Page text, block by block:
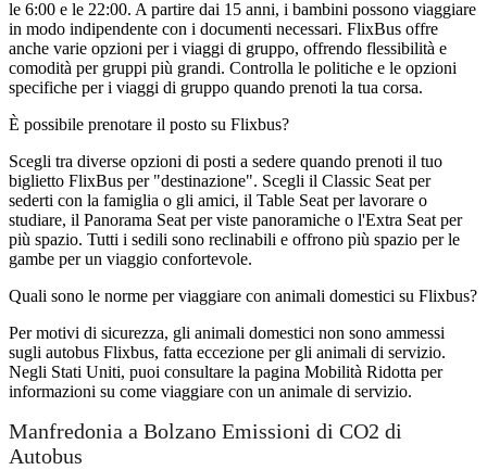
le 6:00 e le 22:00. A partire dai 15 anni, i bambini possono viaggiare
in modo indipendente con i documenti necessari. FlixBus offre
anche varie opzioni per i viaggi di gruppo, offrendo flessibilità e
comodità per gruppi più grandi. Controlla le politiche e le opzioni
specifiche per i viaggi di gruppo quando prenoti la tua corsa.
È possibile prenotare il posto su Flixbus?
Scegli tra diverse opzioni di posti a sedere quando prenoti il ​​tuo
biglietto FlixBus per "destinazione". Scegli il Classic Seat per
sederti con la famiglia o gli amici, il Table Seat per lavorare o
studiare, il Panorama Seat per viste panoramiche o l'Extra Seat per
più spazio. Tutti i sedili sono reclinabili e offrono più spazio per le
gambe per un viaggio confortevole.
Quali sono le norme per viaggiare con animali domestici su Flixbus?
Per motivi di sicurezza, gli animali domestici non sono ammessi
sugli autobus Flixbus, fatta eccezione per gli animali di servizio.
Negli Stati Uniti, puoi consultare la pagina Mobilità Ridotta per
informazioni su come viaggiare con un animale di servizio.
Manfredonia a Bolzano Emissioni di CO2 di
Autobus